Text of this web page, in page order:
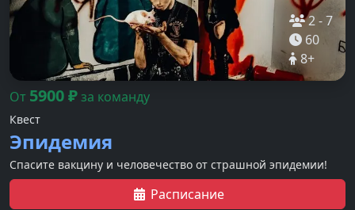
2-7
60
8+
От 5900₽за команду
Квест
Эпидемия
Спасите вакцину и человечество от страшной эпидемии!
Расписание